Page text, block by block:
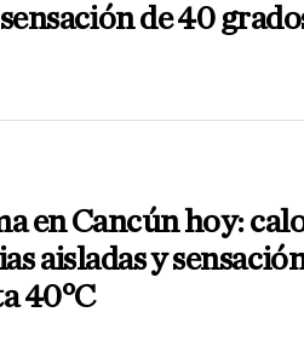
de 40
en Cancún hoy:
aisladas y
40°C